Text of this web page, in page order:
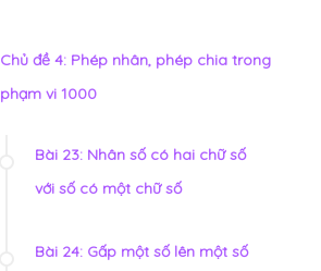
Chủ đề 4: Phép nhân, phép chia trong
phạm vi 1000
Bài 23: Nhân số có hai chữ số
với số có một chữ số
Bài 24: Gấp một số lên một số